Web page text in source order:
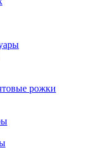
рожки